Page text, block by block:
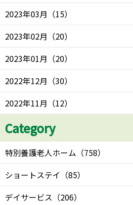
2023年03月 （15）
2023年02月 （20）
2023年01月 （20）
2022年12月 （30）
2022年11月 （12）
Category
特別養護老人ホーム （758）
ショートステイ （85）
デイサービス （206）